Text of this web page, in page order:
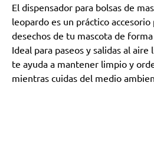
El dispensador para bolsas de
leopardo es un práctico accesorio
desechos de tu mascota de
Ideal para paseos y salidas al
te ayuda a mantener limpio y
mientras cuidas del medio